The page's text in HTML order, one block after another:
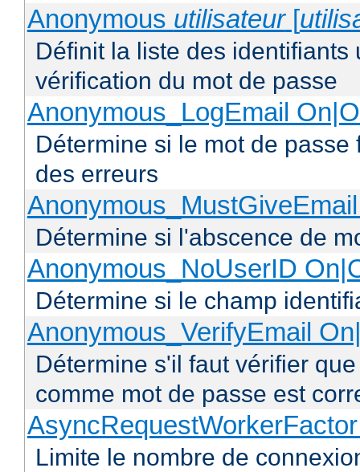
Anonymous utilisateur[
Définit la liste des
vérification du mot de passe
Anonymous_LogEmail
Détermine si le mot de
des erreurs
Détermine si l'abscence de
Anonymous_NoUserID
Détermine si le champ
Anonymous_VerifyEmail
Détermine s'il faut vérifier
comme mot de passe est
Limite le nombre de